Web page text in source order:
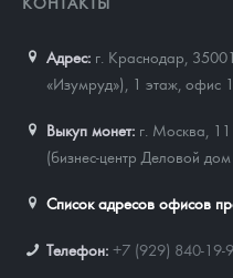
Адрес: г. Краснодар,
«Изумруд»), 1 этаж, офис
Выкуп монет: г. Москва,
(бизнес-центр Деловой
Список адресов офисов
Телефон: +7 (929) 840-19-